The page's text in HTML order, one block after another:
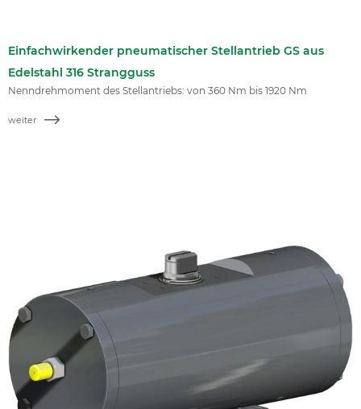
Einfachwirkender pneumatischer Stellantrieb GS aus
Edelstahl 316 Strangguss
Nenndrehmoment des Stellantriebs: von 360 Nm bis 1920 Nm
weiter